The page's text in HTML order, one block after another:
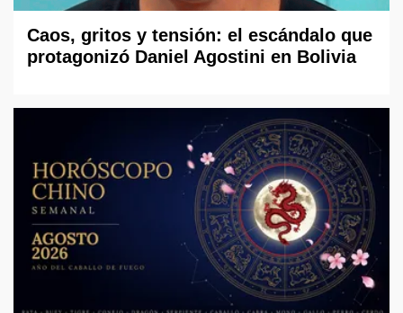
Caos, gritos y tensión: el escándalo que
protagonizó Daniel Agostini en Bolivia